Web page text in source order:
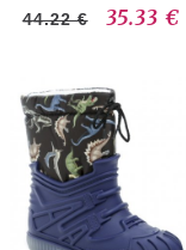
44.22 € 35.33 €